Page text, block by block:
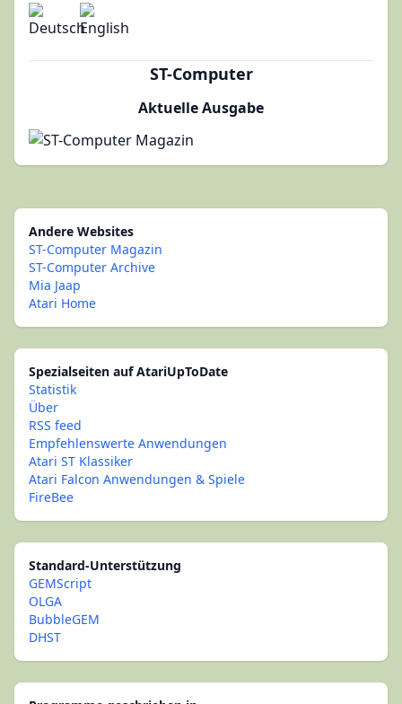
ST-Computer
Aktuelle Ausgabe
Andere Websites
ST-Computer Magazin
ST-Computer Archive
Mia Jaap
Atari Home
Spezialseiten auf AtariUpToDate
Statistik
Über
RSS feed
Empfehlenswerte Anwendungen
Atari ST Klassiker
Atari Falcon Anwendungen & Spiele
FireBee
Standard-Unterstützung
GEMScript
OLGA
BubbleGEM
DHST